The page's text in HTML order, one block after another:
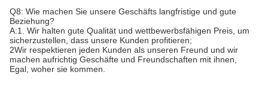
Q8: Wie machen Sie unsere Geschäfts langfristige und gute
Beziehung?
A:1. Wir halten gute Qualität und wettbewerbsfähigen Preis, um
sicherzustellen, dass unsere Kunden profitieren;
2Wir respektieren jeden Kunden als unseren Freund und wir
machen aufrichtig Geschäfte und Freundschaften mit ihnen,
Egal, woher sie kommen.